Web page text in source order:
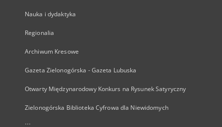
Nauka i dydaktyka
Regionalia
Archiwum Kresowe
Gazeta Zielonogórska - Gazeta Lubuska
Otwarty Międzynarodowy Konkurs na Rysunek Satyryczny
Zielonogórska Biblioteka Cyfrowa dla Niewidomych
...